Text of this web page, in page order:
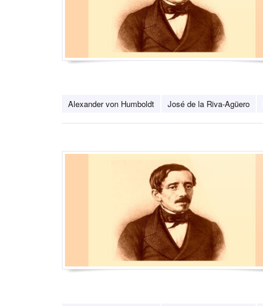
Alexander von Humboldt José de la Riva-Agüero